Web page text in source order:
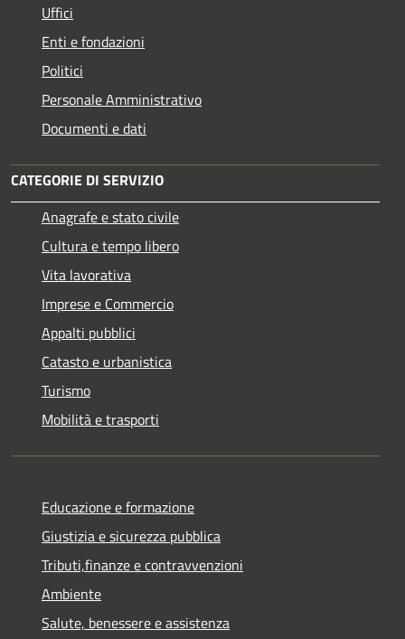
Uffici
Enti e fondazioni
Politici
Personale Amministrativo
Documenti e dati
CATEGORIE DI SERVIZIO
Anagrafe e stato civile
Cultura e tempo libero
Vita lavorativa
Imprese e Commercio
Appalti pubblici
Catasto e urbanistica
Turismo
Mobilità e trasporti
Educazione e formazione
Giustizia e sicurezza pubblica
Tributi,finanze e contravvenzioni
Ambiente
Salute, benessere e assistenza